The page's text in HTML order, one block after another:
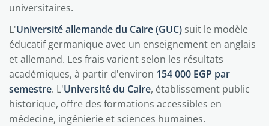
universitaires.
L'Université allemande du Caire (GUC) suit le modèle
éducatif germanique avec un enseignement en anglais
et allemand. Les frais varient selon les résultats
académiques, à partir d'environ 154 000 EGP par
semestre. L'Université du Caire, établissement public
historique, offre des formations accessibles en
médecine, ingénierie et sciences humaines.